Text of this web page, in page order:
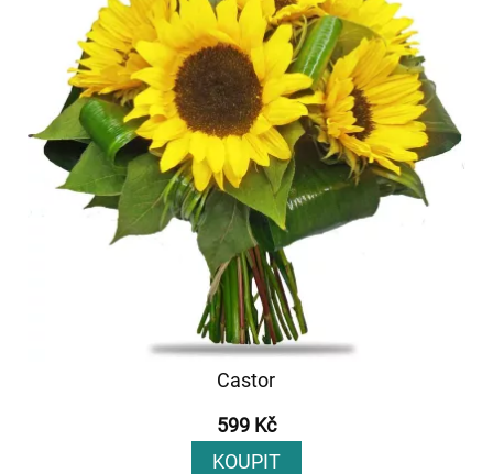
Castor
599 Kč
KOUPIT